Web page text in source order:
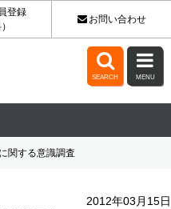
登録
お問い合わせ

SEARCH

MENU
関する意識調査
2012年03月15日